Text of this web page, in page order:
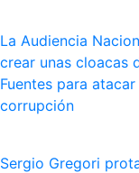
La Audiencia
crear unas cloacas
Fuentes para
corrupción
Sergio Gregori